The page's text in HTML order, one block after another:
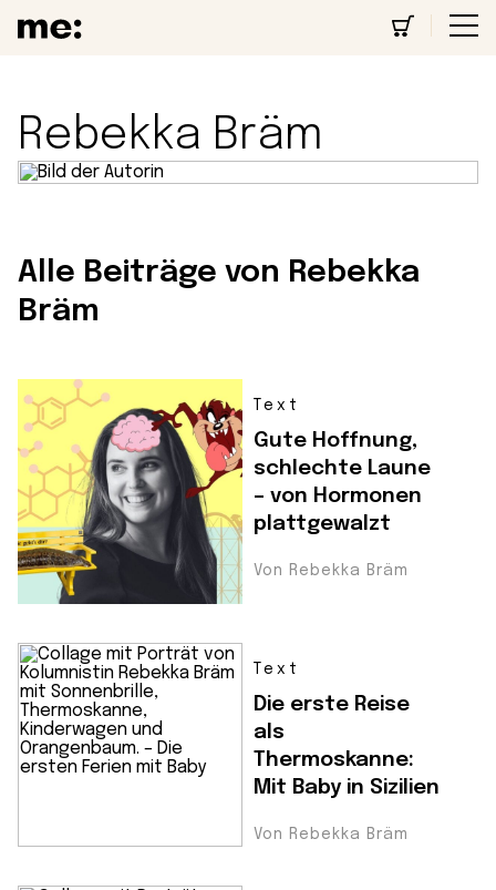
Rebekka Bräm
Alle Beiträge von Rebekka
Bräm
Text
Gute Hoffnung,
schlechte Laune
– von Hormonen
plattgewalzt
Von Rebekka Bräm
Text
Die erste Reise
als
Thermoskanne:
Mit Baby in Sizilien
Von Rebekka Bräm